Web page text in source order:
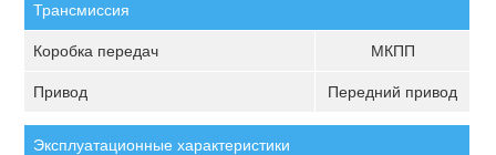
Трансмиссия
Коробка передач МКПП
Привод Передний привод
Эксплуатационные характеристики